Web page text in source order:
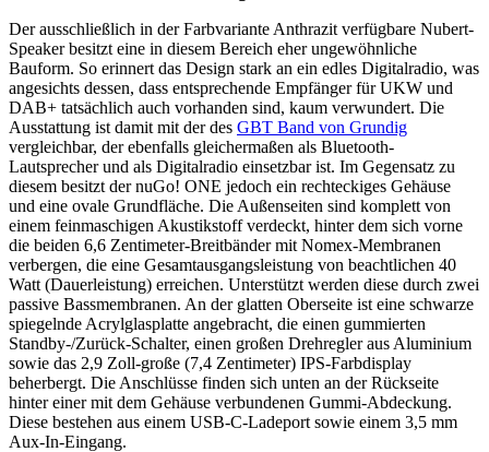
Der ausschließlich in der Farbvariante Anthrazit verfügbare Nubert-
Speaker besitzt eine in diesem Bereich eher ungewöhnliche
Bauform. So erinnert das Design stark an ein edles Digitalradio, was
angesichts dessen, dass entsprechende Empfänger für UKW und
DAB+ tatsächlich auch vorhanden sind, kaum verwundert. Die
Ausstattung ist damit mit der des GBT Band von Grundig
vergleichbar, der ebenfalls gleichermaßen als Bluetooth-
Lautsprecher und als Digitalradio einsetzbar ist. Im Gegensatz zu
diesem besitzt der nuGo! ONE jedoch ein rechteckiges Gehäuse
und eine ovale Grundfläche. Die Außenseiten sind komplett von
einem feinmaschigen Akustikstoff verdeckt, hinter dem sich vorne
die beiden 6,6 Zentimeter-Breitbänder mit Nomex-Membranen
verbergen, die eine Gesamtausgangsleistung von beachtlichen 40
Watt (Dauerleistung) erreichen. Unterstützt werden diese durch zwei
passive Bassmembranen. An der glatten Oberseite ist eine schwarze
spiegelnde Acrylglasplatte angebracht, die einen gummierten
Standby-/Zurück-Schalter, einen großen Drehregler aus Aluminium
sowie das 2,9 Zoll-große (7,4 Zentimeter) IPS-Farbdisplay
beherbergt. Die Anschlüsse finden sich unten an der Rückseite
hinter einer mit dem Gehäuse verbundenen Gummi-Abdeckung.
Diese bestehen aus einem USB-C-Ladeport sowie einem 3,5 mm
Aux-In-Eingang.